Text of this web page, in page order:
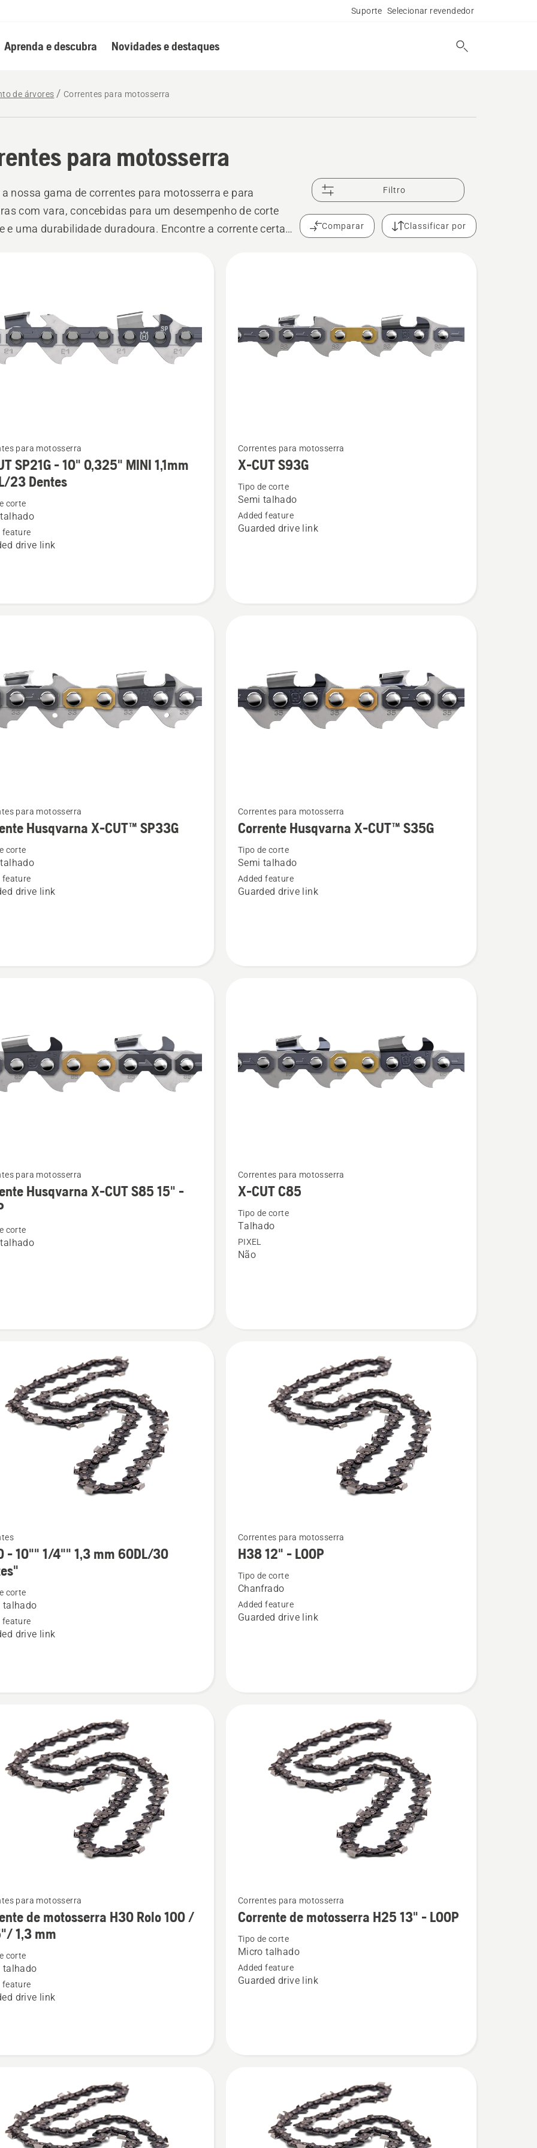
Suporte Selecionar revendedor
Aprenda e descubra Novidades e destaques
de árvores Correntes para motosserra
para motosserra
a nossa gama de correntes para motosserra e para
com vara, concebidas para um desempenho de corte
e uma durabilidade duradoura. Encontre a corrente certa
Filtro
Comparar Classificar por
para motosserra
SP21G - 10" 0,325" MINI 1,1mm
23 Dentes
corte
feature
drive link
more
details
about
CUT
Correntes para motosserra
X-CUT S93G
Tipo de corte
Semi talhado
Added feature
Guarded drive link
para motosserra
Husqvarna X-CUT™ SP33G
corte
feature
drive link
more
details
about
Husqvarna
Correntes para motosserra
Corrente Husqvarna X-CUT™ S35G
Tipo de corte
Semi talhado
Added feature
Guarded drive link
para motosserra
Husqvarna X-CUT S85 15" -
corte
more
details
about
CUT
Correntes para motosserra
X-CUT C85
Tipo de corte
Talhado
PIXEL
Não
- 10"" 1/4"" 1,3 mm 60DL/30
corte
talhado
feature
drive link
more
details
about
12"
Correntes para motosserra
H38 12" - LOOP
Tipo de corte
Chanfrado
Added feature
Guarded drive link
para motosserra
de motosserra H30 Rolo 100 /
1,3 mm
corte
talhado
feature
drive link
more
details
about
Correntes para motosserra
Corrente de motosserra H25 13" - LOOP
Tipo de corte
Micro talhado
Added feature
Guarded drive link